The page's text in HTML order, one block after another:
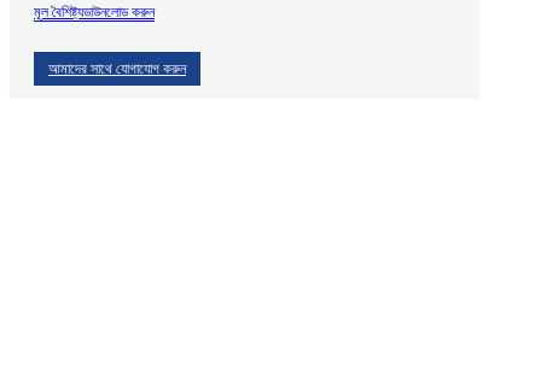
মূল বৈশিষ্ট্যডাউনলোড করুন
আমাদের সাথে যোগাযোগ করুন